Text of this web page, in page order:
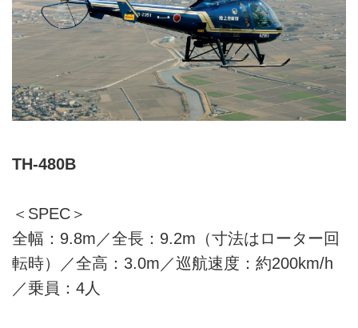
TH-480B
＜SPEC＞
全幅：9.8m／全長：9.2m（寸法はローター回
転時）／全高：3.0m／巡航速度：約200km/h
／乗員：4人